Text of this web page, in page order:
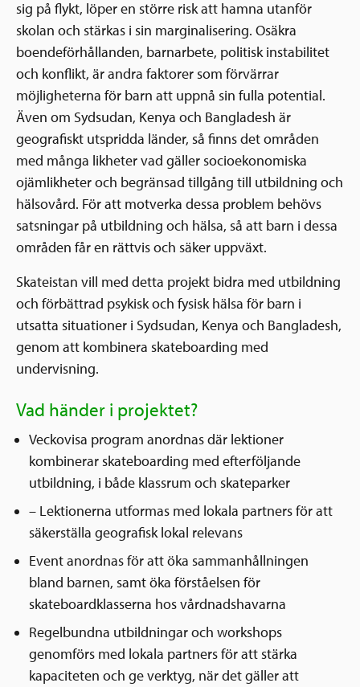
sig på flykt, löper en större risk att hamna utanför
skolan och stärkas i sin marginalisering. Osäkra
boendeförhållanden, barnarbete, politisk instabilitet
och konflikt, är andra faktorer som förvärrar
möjligheterna för barn att uppnå sin fulla potential.
Även om Sydsudan, Kenya och Bangladesh är
geografiskt utspridda länder, så finns det områden
med många likheter vad gäller socioekonomiska
ojämlikheter och begränsad tillgång till utbildning och
hälsovård. För att motverka dessa problem behövs
satsningar på utbildning och hälsa, så att barn i dessa
områden får en rättvis och säker uppväxt.
Skateistan vill med detta projekt bidra med utbildning
och förbättrad psykisk och fysisk hälsa för barn i
utsatta situationer i Sydsudan, Kenya och Bangladesh,
genom att kombinera skateboarding med
undervisning.
Vad händer i projektet?
Veckovisa program anordnas där lektioner
kombinerar skateboarding med efterföljande
utbildning, i både klassrum och skateparker
– Lektionerna utformas med lokala partners för att
säkerställa geografisk lokal relevans
Event anordnas för att öka sammanhållningen
bland barnen, samt öka förståelsen för
skateboardklasserna hos vårdnadshavarna
Regelbundna utbildningar och workshops
genomförs med lokala partners för att stärka
kapaciteten och ge verktyg, när det gäller att